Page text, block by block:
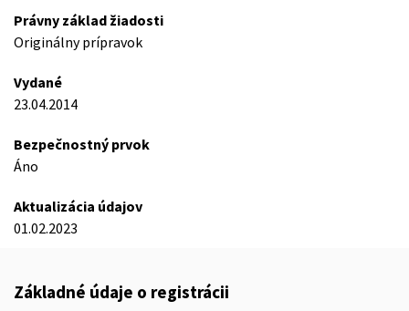
Právny základ žiadosti
Originálny prípravok
Vydané
23.04.2014
Bezpečnostný prvok
Áno
Aktualizácia údajov
01.02.2023
Základné údaje o registrácii